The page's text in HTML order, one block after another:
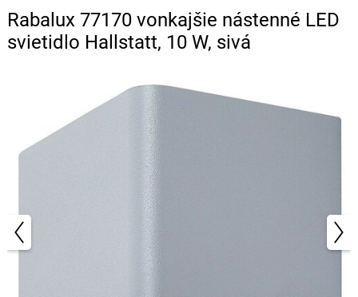
Rabalux 77170 vonkajšie nástenné LED
svietidlo Hallstatt, 10 W, sivá